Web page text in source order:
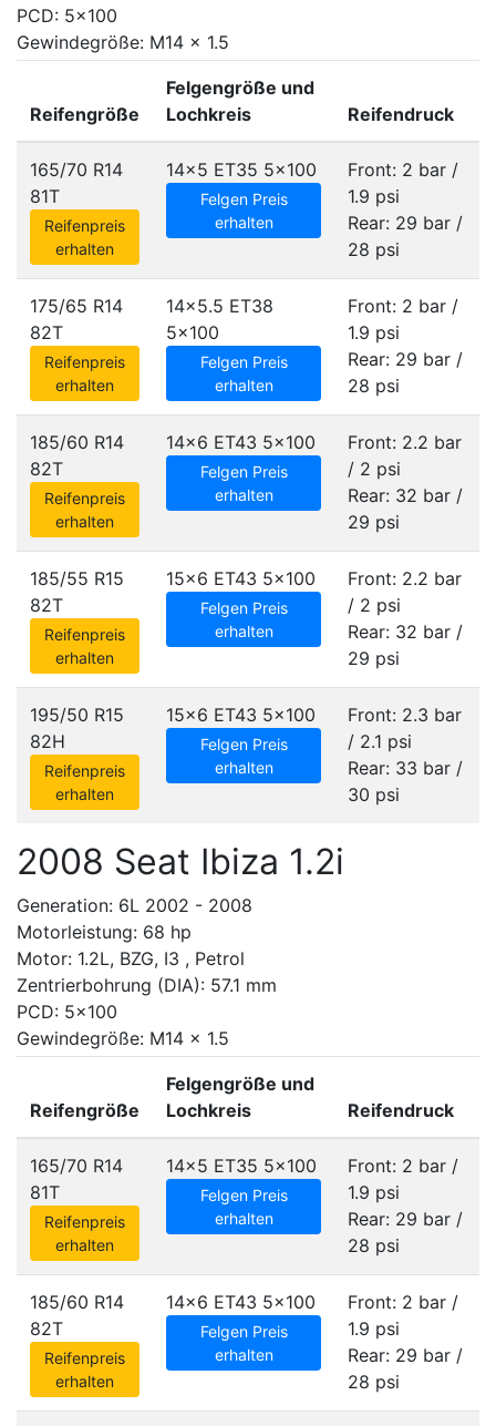
PCD: 5x100
Gewindegröße: M14 x 1.5
Reifengröße
Felgengröße und
Lochkreis
Reifendruck
165/70 R14
81T
Reifenpreis
erhalten
14x5 ET35 5x100
Felgen Preis
erhalten
Front: 2 bar /
1.9 psi
Rear: 29 bar /
28 psi
175/65 R14
82T
Reifenpreis
erhalten
14x5.5 ET38
5x100
Felgen Preis
erhalten
Front: 2 bar /
1.9 psi
Rear: 29 bar /
28 psi
185/60 R14
82T
Reifenpreis
erhalten
14x6 ET43 5x100
Felgen Preis
erhalten
Front: 2.2 bar
/ 2 psi
Rear: 32 bar /
29 psi
185/55 R15
82T
Reifenpreis
erhalten
15x6 ET43 5x100
Felgen Preis
erhalten
Front: 2.2 bar
/ 2 psi
Rear: 32 bar /
29 psi
195/50 R15
82H
Reifenpreis
erhalten
15x6 ET43 5x100
Felgen Preis
erhalten
Front: 2.3 bar
/ 2.1 psi
Rear: 33 bar /
30 psi
2008 Seat Ibiza 1.2i
Generation: 6L 2002 - 2008
Motorleistung: 68 hp
Motor: 1.2L, BZG, I3 , Petrol
Zentrierbohrung (DIA): 57.1 mm
PCD: 5x100
Gewindegröße: M14 x 1.5
Reifengröße
Felgengröße und
Lochkreis
Reifendruck
165/70 R14
81T
Reifenpreis
erhalten
14x5 ET35 5x100
Felgen Preis
erhalten
Front: 2 bar /
1.9 psi
Rear: 29 bar /
28 psi
185/60 R14
82T
Reifenpreis
erhalten
14x6 ET43 5x100
Felgen Preis
erhalten
Front: 2 bar /
1.9 psi
Rear: 29 bar /
28 psi